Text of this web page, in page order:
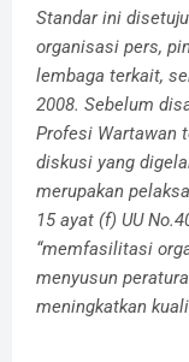
Standar ini
organisasi pers,
lembaga terkait,
2008. Sebelum
Profesi Wartawan
diskusi yang
merupakan
15 ayat (f) UU
“memfasilitasi
menyusun
meningkatkan